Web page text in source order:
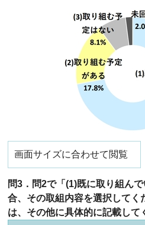
画面サイズに合わせて閲覧
問3．問2で「(1)既に取り組ん
合、その取組内容を選択して
は、その他に具体的に記載して